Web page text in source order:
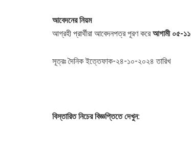
আবেদনের নিয়ম
আগ্রহী প্রার্থীরা আবেদনপত্র পূরণ করেআগামী০৫-
সূত্রঃ দৈনিক ইত্তেফাক-২৪-১০-২০২৪ তারিখ
বিস্তারিত নিচের বিজ্ঞপ্তিতে দেখুন: